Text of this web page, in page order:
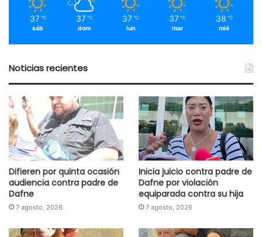
37 ℃
sáb
37 ℃
dom
37 ℃
lun
37 ℃
mar
38 ℃
mié
Noticias recientes
Difieren por quinta ocasión
audiencia contra padre de
Dafne
7 agosto, 2026
Inicia juicio contra padre de
Dafne por violación
equiparada contra su hija
7 agosto, 2026